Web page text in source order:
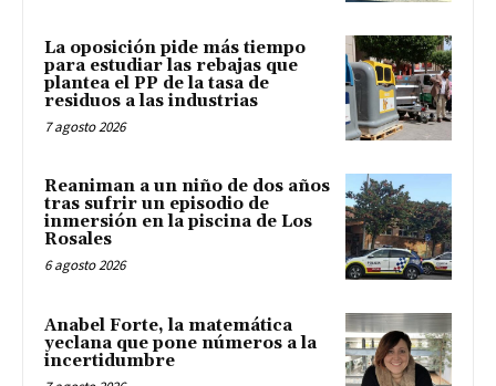
La oposición pide más tiempo
para estudiar las rebajas que
plantea el PP de la tasa de
residuos a las industrias
7 agosto 2026
Reaniman a un niño de dos años
tras sufrir un episodio de
inmersión en la piscina de Los
Rosales
6 agosto 2026
Anabel Forte, la matemática
yeclana que pone números a la
incertidumbre